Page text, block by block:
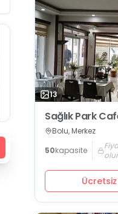
13
Sağlık Park
Bolu, Merkez
50kapasite